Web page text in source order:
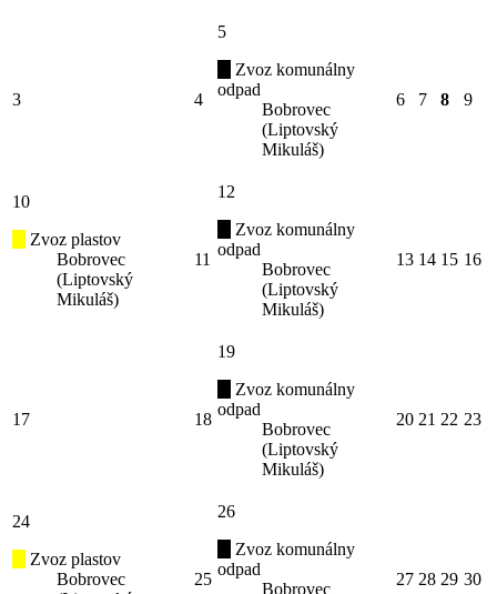
3 4
5
Zvoz komunálny
odpad
Bobrovec
(Liptovský
Mikuláš)
6 7 8 9
10
Zvoz plastov
Bobrovec
(Liptovský
Mikuláš)
11
12
Zvoz komunálny
odpad
Bobrovec
(Liptovský
Mikuláš)
13 14 15 16
17 18
19
Zvoz komunálny
odpad
Bobrovec
(Liptovský
Mikuláš)
20 21 22 23
24
Zvoz plastov
Bobrovec
25
26
Zvoz komunálny
odpad
Bobrovec
27 28 29 30